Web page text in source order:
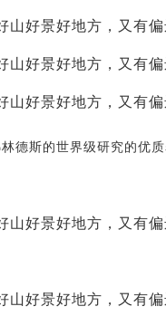
林德斯的世界级研究的优